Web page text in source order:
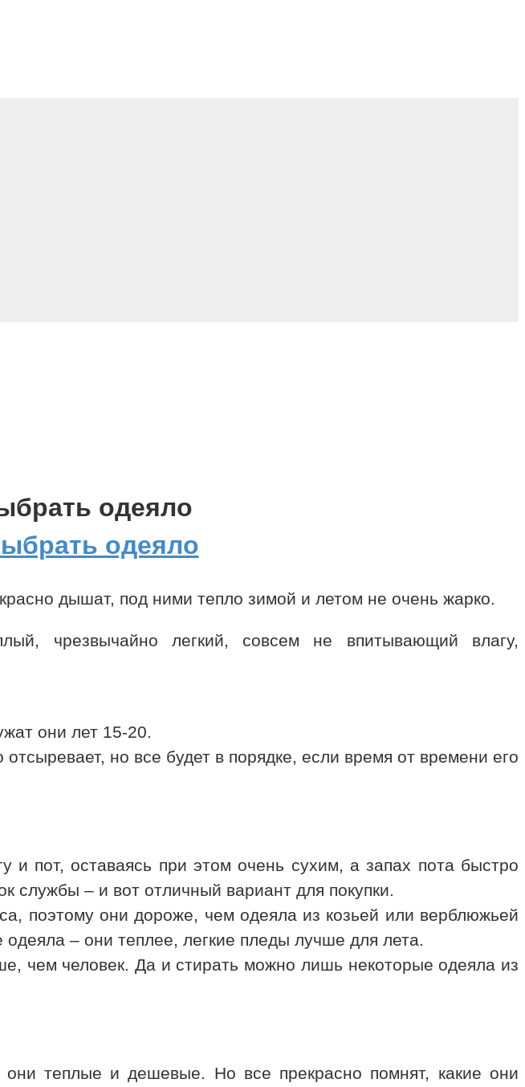
одеяло
дышат, под ними тепло зимой и летом не очень жарко.
чрезвычайно легкий, совсем не впитывающий влагу,
они лет 15-20.
но все будет в порядке, если время от времени его
и пот, оставаясь при этом очень сухим, а запах пота быстро
службы – и вот отличный вариант для покупки.
поэтому они дороже, чем одеяла из козьей или верблюжьей
– они теплее, легкие пледы лучше для лета.
чем человек. Да и стирать можно лишь некоторые одеяла из
теплые и дешевые. Но все прекрасно помнят, какие они